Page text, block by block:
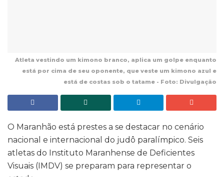
Atleta vestindo um kimono branco, aplica um golpe enquanto
está por cima de seu oponente, que veste um kimono azul e
está de costas sob o tatame - Foto: Divulgação
O Maranhão está prestes a se destacar no cenário
nacional e internacional do judô paralímpico. Seis
atletas do Instituto Maranhense de Deficientes
Visuais (IMDV) se preparam para representar o